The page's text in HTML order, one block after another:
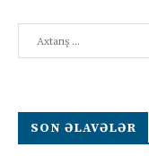
SON ƏLAVƏLƏR